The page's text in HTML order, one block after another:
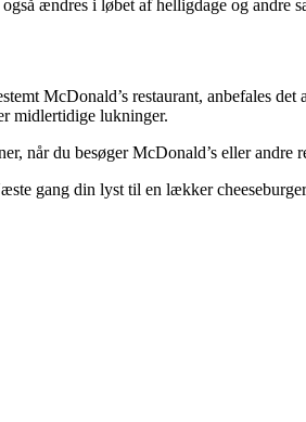
ændres i løbet af helligdage og andre
McDonald’s restaurant, anbefales
midlertidige lukninger.
når du besøger McDonald’s eller andre
gang din lyst til en lækker